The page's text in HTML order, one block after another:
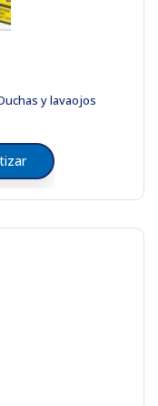
y lavaojos